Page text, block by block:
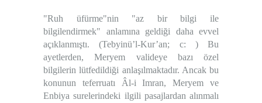
"Ruh üfürme"nin "az bir bilgi ile
bilgilendirmek" anlamına geldiği daha evvel
açıklanmıştı. (Tebyinü’l-Kur’an; c: ) Bu
ayetlerden, Meryem valideye bazı özel
bilgilerin lütfedildiği anlaşılmaktadır. Ancak bu
konunun teferruatı Âl-i Imran, Meryem ve
Enbiya surelerindeki ilgili pasajlardan alınmalı